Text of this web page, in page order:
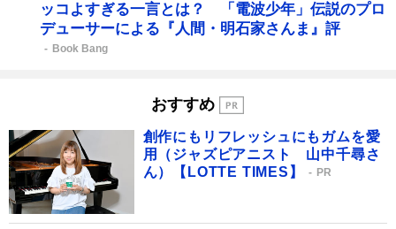
ッコよすぎる一言とは？ 「電波少年」伝説のプロ
デューサーによる『人間・明石家さんま』評
Book Bang
おすすめ
創作にもリフレッシュにもガムを愛
用（ジャズピアニスト 山中千尋さ
ん）【LOTTE TIMES】
PR